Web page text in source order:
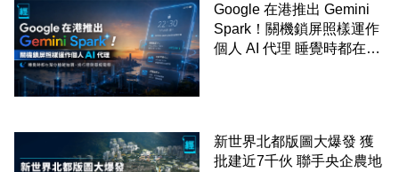
Google 在港推出 Gemini
Spark！關機鎖屏照樣運作
個人 AI 代理 睡覺時都在幫
新世界北都版圖大爆發 獲
批建近7千伙 聯手央企農地